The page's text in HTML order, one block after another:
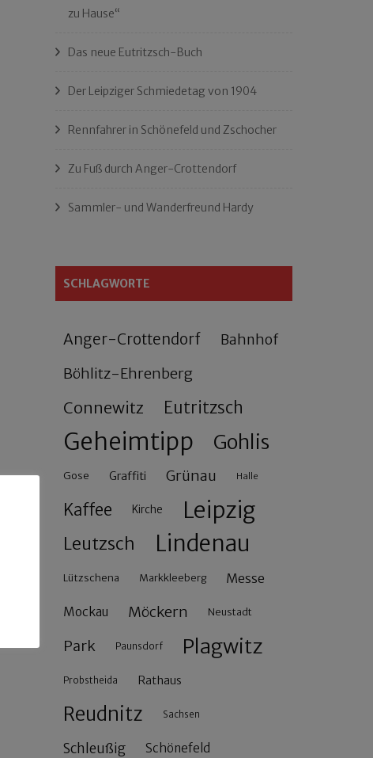
zu Hause“
Das neue Eutritzsch-Buch
Der Leipziger Schmiedetag von 1904
Rennfahrer in Schönefeld und Zschocher
Zu Fuß durch Anger-Crottendorf
Sammler- und Wanderfreund Hardy
SCHLAGWORTE
Anger-Crottendorf Bahnhof
Böhlitz-Ehrenberg
Connewitz Eutritzsch
Geheimtipp Gohlis
Gose Graffiti Grünau Halle
Kaffee Kirche Leipzig
Leutzsch Lindenau
Lützschena Markkleeberg Messe
Mockau Möckern Neustadt
Park Paunsdorf Plagwitz
Probstheida Rathaus
Reudnitz Sachsen
Schleußig Schönefeld